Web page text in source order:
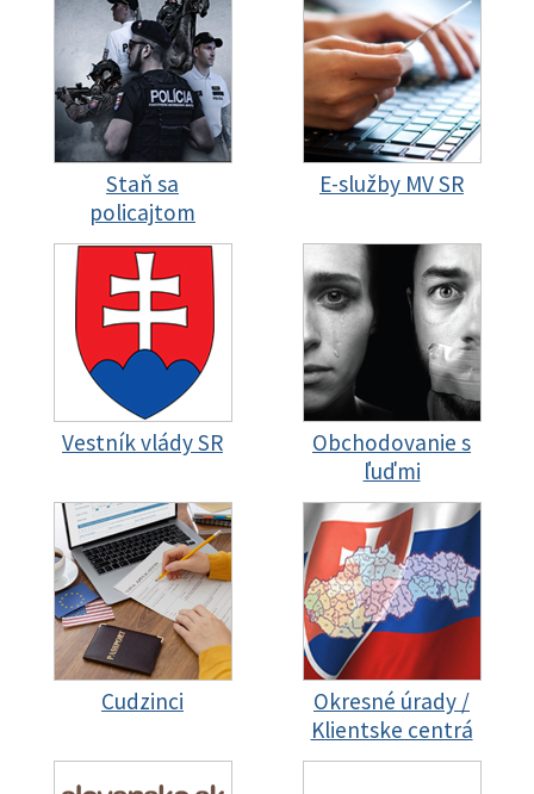
Staň sa
policajtom
E-služby MV SR
Vestník vlády SR
Obchodovanie s
ľuďmi
Cudzinci
Okresné úrady /
Klientske centrá